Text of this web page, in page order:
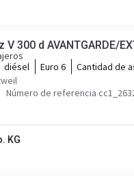
300 d AVANTGARDE/
diésel Euro 6 Cantidad de
Número de referencia
KG